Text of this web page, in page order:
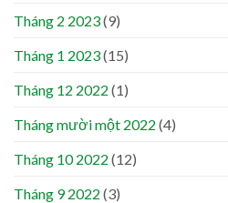
Tháng 2 2023(9)
Tháng 1 2023(15)
Tháng 12 2022 (1)
Tháng mười một 2022 (4)
Tháng 10 2022 (12)
Tháng 9 2022 (3)